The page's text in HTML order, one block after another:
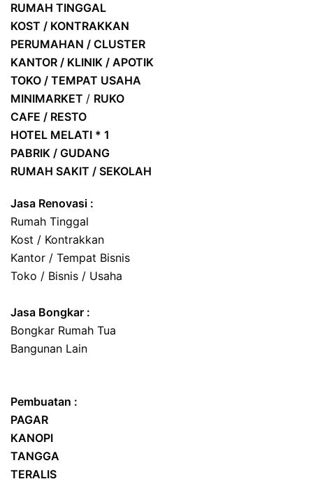
RUMAH TINGGAL
KOST / KONTRAKKAN
PERUMAHAN / CLUSTER
KANTOR / KLINIK / APOTIK
TOKO / TEMPAT USAHA
MINIMARKET / RUKO
CAFE / RESTO
HOTEL MELATI * 1
PABRIK / GUDANG
RUMAH SAKIT / SEKOLAH
Jasa Renovasi :
Rumah Tinggal
Kost / Kontrakkan
Kantor / Tempat Bisnis
Toko / Bisnis / Usaha
Jasa Bongkar :
Bongkar Rumah Tua
Bangunan Lain
Pembuatan :
PAGAR
KANOPI
TANGGA
TERALIS